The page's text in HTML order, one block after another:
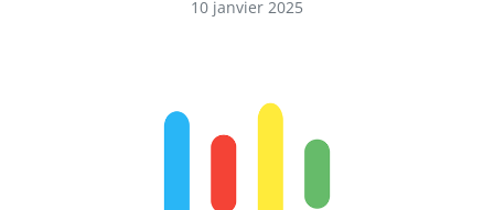
10 janvier 2025